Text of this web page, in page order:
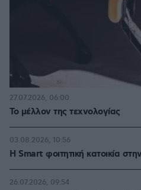
Το μέλλον της τεχνολογίας
27.07.2026, 06:00
Η Smart φοιτητική κατοικία
03.08.2026, 10:56
26.07.2026, 09:54